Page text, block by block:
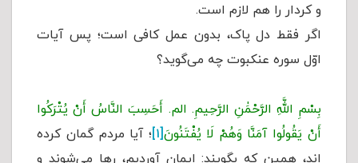
و کردار را هم لازم است.
اگر فقط دل پاک، بدون عمل کافی است؛ پس آیات
اوّل سوره عنکبوت چه می‌گوید؟
بِسْمِ اللَّهِ الرَّحْمَٰنِ الرَّحِيمِ. الم. أَحَسِبَ النَّاسُ أَنْ يُتْرَكُوا
أَنْ يَقُولُوا آمَنَّا وَهُمْ لَا يُفْتَنُونَ[۱] ؛ آیا مردم گمان کرده
اند، همین که بگویند: ایمان آوردیم، رها می‌شوند و